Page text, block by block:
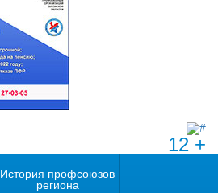
12 +
История профсоюзов
региона